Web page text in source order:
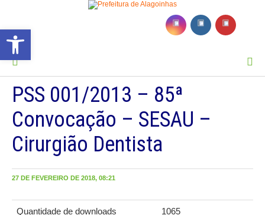
MENU
PSS 001/2013 – 85ª
Convocação – SESAU –
Cirurgião Dentista
27 DE FEVEREIRO DE 2018, 08:21
Quantidade de downloads
1065
Barra de Ferramentas Aberta